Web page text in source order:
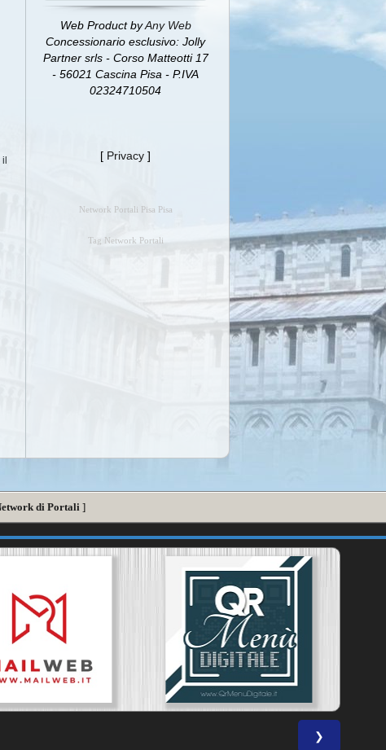
Web Product byAny Web
Concessionario esclusivo: Jolly
Partner srls - Corso Matteotti 17
- 56021 Cascina Pisa - P.IVA
02324710504
[ Privacy ]
Network Portali Pisa Pisa
Tag Network Portali
di Portali ]
❯